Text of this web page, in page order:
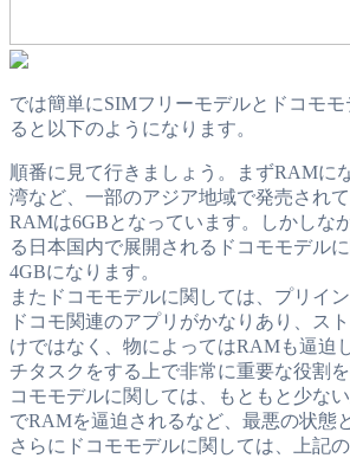
では簡単にSIMフリーモデルとドコモ
ると以下のようになります。
順番に見て行きましょう。まずRAMに
湾など、一部のアジア地域で発売され
RAMは6GBとなっています。しかしな
る日本国内で展開されるドコモモデル
4GBになります。
またドコモモデルに関しては、プリイ
ドコモ関連のアプリがかなりあり、ス
けではなく、物によってはRAMも逼迫
チタスクをする上で非常に重要な役割
コモモデルに関しては、もともと少な
でRAMを逼迫されるなど、最悪の状態
さらにドコモモデルに関しては、上記